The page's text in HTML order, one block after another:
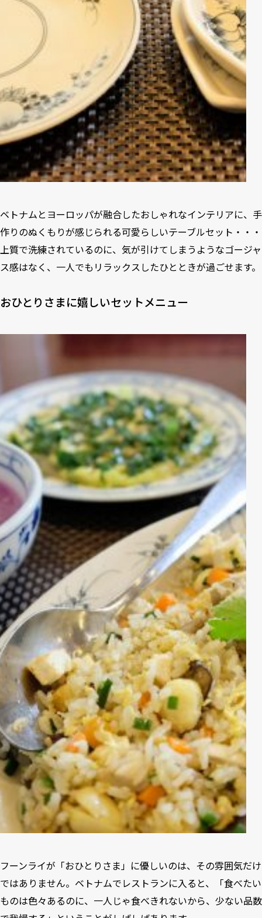
ベトナムとヨーロッパが融合したおしゃれなインテリアに、手
作りのぬくもりが感じられる可愛らしいテーブルセット・・・
上質で洗練されているのに、気が引けてしまうようなゴージャ
ス感はなく、一人でもリラックスしたひとときが過ごせます。
おひとりさまに嬉しいセットメニュー
フーンライが「おひとりさま」に優しいのは、その雰囲気だけ
ではありません。ベトナムでレストランに入ると、「食べたい
ものは色々あるのに、一人じゃ食べきれないから、少ない品数